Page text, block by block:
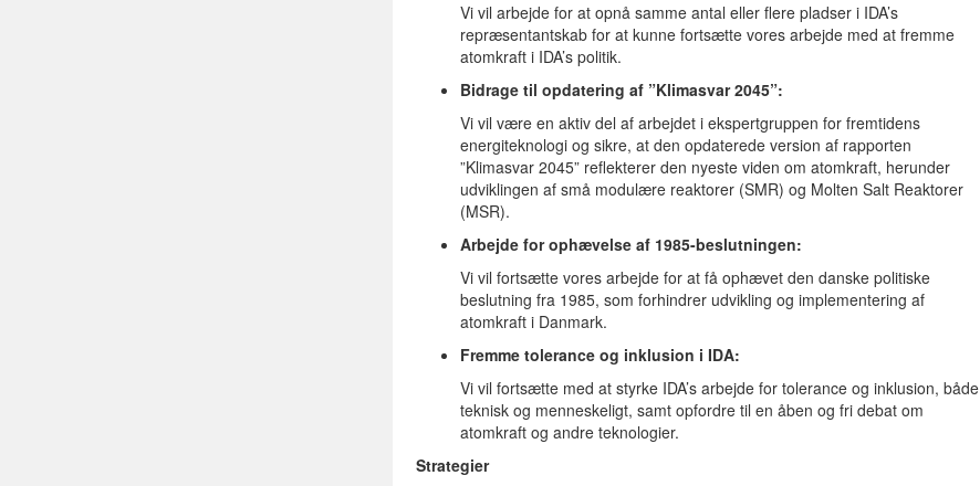
Vi vil arbejde for at opnå samme antal eller flere pladser i IDA’s
repræsentantskab for at kunne fortsætte vores arbejde med at fremme
atomkraft i IDA’s politik.
Bidrage til opdatering af ”Klimasvar 2045”:
Vi vil være en aktiv del af arbejdet i ekspertgruppen for fremtidens
energiteknologi og sikre, at den opdaterede version af rapporten
”Klimasvar 2045” reflekterer den nyeste viden om atomkraft, herunder
udviklingen af små modulære reaktorer (SMR) og Molten Salt Reaktorer
(MSR).
Arbejde for ophævelse af 1985-beslutningen:
Vi vil fortsætte vores arbejde for at få ophævet den danske politiske
beslutning fra 1985, som forhindrer udvikling og implementering af
atomkraft i Danmark.
Fremme tolerance og inklusion i IDA:
Vi vil fortsætte med at styrke IDA’s arbejde for tolerance og inklusion, både
teknisk og menneskeligt, samt opfordre til en åben og fri debat om
atomkraft og andre teknologier.
Strategier